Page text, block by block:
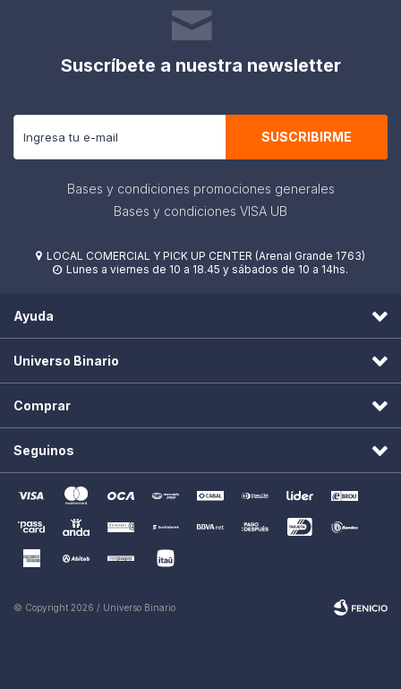
Suscríbete a nuestra newsletter
SUSCRIBIRME
Bases y condiciones promociones generales
Bases y condiciones VISA UB
 LOCAL COMERCIAL Y PICK UP CENTER (Arenal Grande 1763)
 Lunes a viernes de 10 a 18.45 y sábados de 10 a 14hs.
Ayuda
Universo Binario
Comprar
Seguinos
© Copyright 2026 / Universo Binario